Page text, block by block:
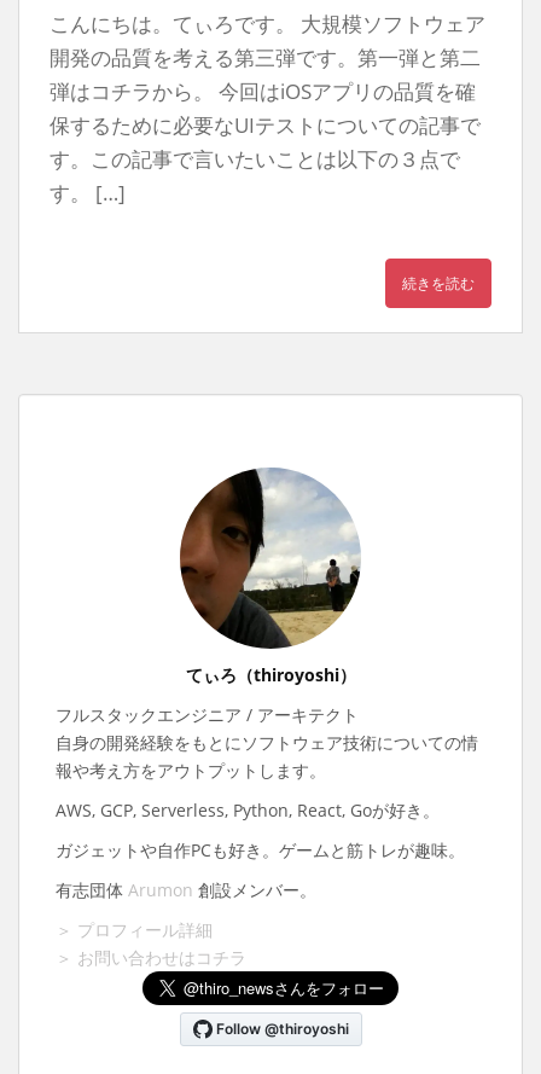
こんにちは。てぃろです。 大規模ソフトウェア
開発の品質を考える第三弾です。第一弾と第二
弾はコチラから。 今回はiOSアプリの品質を確
保するために必要なUIテストについての記事で
す。この記事で言いたいことは以下の３点で
す。 […]
続きを読む
てぃろ（thiroyoshi）
フルスタックエンジニア / アーキテクト
自身の開発経験をもとにソフトウェア技術についての情
報や考え方をアウトプットします。
AWS, GCP, Serverless, Python, React, Goが好き。
ガジェットや自作PCも好き。ゲームと筋トレが趣味。
有志団体 Arumon 創設メンバー。
＞ プロフィール詳細
＞ お問い合わせはコチラ